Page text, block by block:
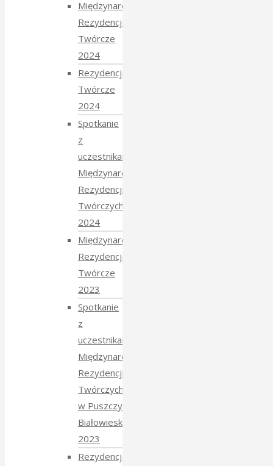
Międzynarodowe
Rezydencje
Twórcze
2024
Rezydencje
Twórcze
2024
Spotkanie
z
uczestnikami
Międzynarodowych
Rezydencji
Twórczych
2024
Międzynarodowe
Rezydencje
Twórcze
2023
Spotkanie
z
uczestnikami
Międzynarodowych
Rezydencji
Twórczych
w Puszczy
Białowieskiej
2023
Rezydencje